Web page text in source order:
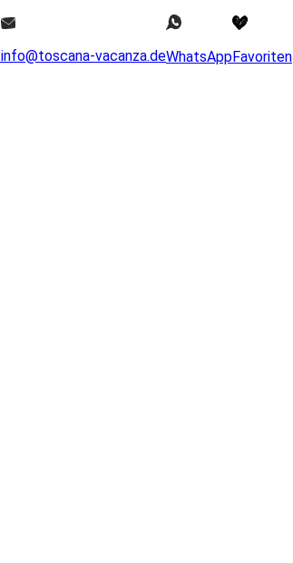
info@toscana-vacanza.deWhatsAppFavoriten